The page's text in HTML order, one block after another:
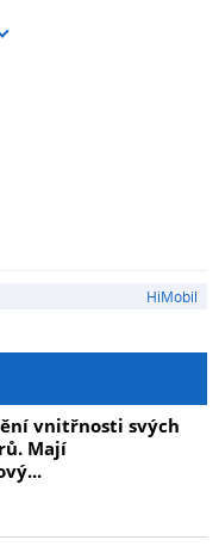
při nárazu se
automobilová skla
HiMobil
vnitřnosti svých
Mají